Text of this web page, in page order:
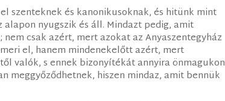
szenteknek és kanonikusoknak, és hitünk mint
nyugszik és áll. Mindazt pedig, amit
csak azért, mert azokat az Anyaszentegyház
el, hanem mindenekelőtt azért, mert
valók, s ennek bizonyítékát annyira önmagukon
meggyőződhetnek, hiszen mindaz, amit bennük